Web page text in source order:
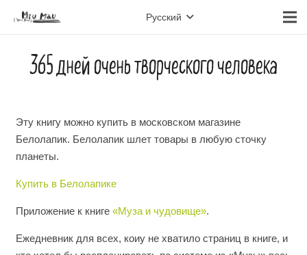
Русский
365 дней очень творческого человека
Эту книгу можно купить в московском магазине
Белолапик. Белолапик шлет товары в любую сточку
планеты.
Купить в Белолапике
Приложение к книге «Муза и чудовище».
Ежедневник для всех, коиу не хватило страниц в книге, и